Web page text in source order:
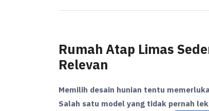
Rumah Atap Limas
Relevan
Memilih desain hunian tentu
Salah satu model yang tidak pernah